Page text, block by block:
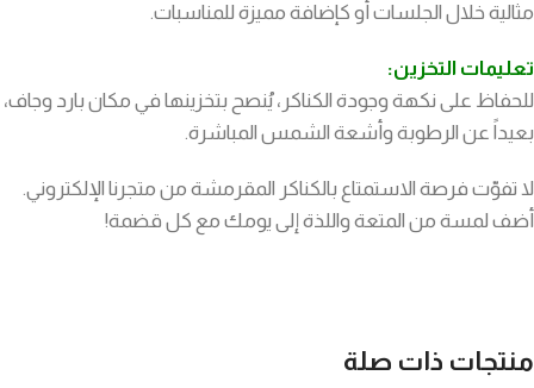
مثالية خلال الجلسات أو كإضافة مميزة للمناسبات.
تعليمات التخزين:
للحفاظ على نكهة وجودة الكناكر، يُنصح بتخزينها في مكان بارد وجاف،
بعيداً عن الرطوبة وأشعة الشمس المباشرة.
لا تفوّت فرصة الاستمتاع بالكناكر المقرمشة من متجرنا الإلكتروني.
أضف لمسة من المتعة واللذة إلى يومك مع كل قضمة!
منتجات ذات صلة